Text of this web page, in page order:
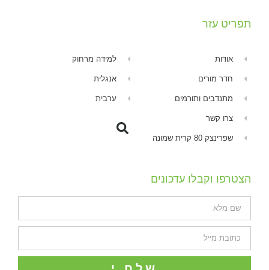
תפריט עזר
אודות
חדר מורים
מתנדבים ותורמים
צרו קשר
שפרינצק 80 קרית שמונה
למידה מרחוק
אנגלית
ערבית
הצטרפו וקבלו עדכונים